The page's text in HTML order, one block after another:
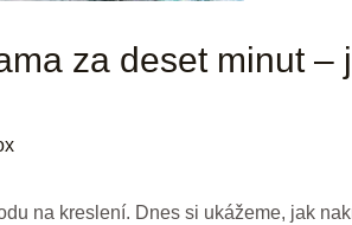
za deset minut –
na kreslení. Dnes si ukážeme, jak